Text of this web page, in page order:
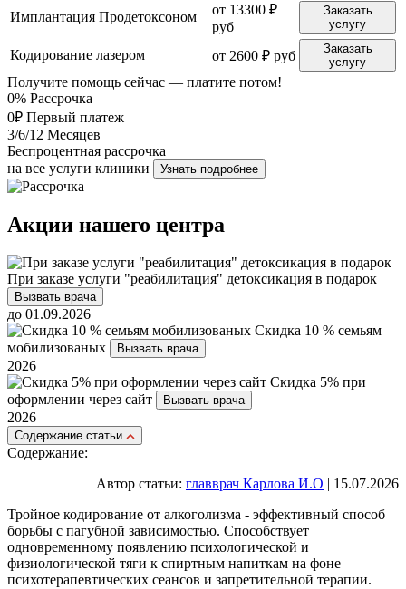
Имплантация Продетоксоном
от 13300 ₽
руб
Заказать
услугу
Кодирование лазером от 2600 ₽ руб
Заказать
услугу
Получите помощь сейчас — платите потом!
0% Рассрочка
0₽ Первый платеж
3/6/12 Месяцев
Беспроцентная рассрочка
на все услуги клиники
Узнать подробнее
Акции нашего центра
При заказе услуги "реабилитация" детоксикация в подарок
Вызвать врача
до 01.09.2026
Скидка 10 % семьям
мобилизованых
Вызвать врача
2026
Скидка 5% при
оформлении через сайт
Вызвать врача
2026
Cодержание статьи
Содержание:
Автор статьи: главврач Карлова И.О | 15.07.2026
Тройное кодирование от алкоголизма - эффективный способ
борьбы с пагубной зависимостью. Способствует
одновременному появлению психологической и
физиологической тяги к спиртным напиткам на фоне
психотерапевтических сеансов и запретительной терапии.